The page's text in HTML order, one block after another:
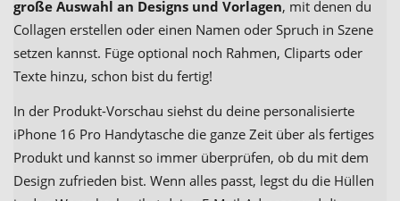
große Auswahl an Designs und Vorlagen, mit denen du
Collagen erstellen oder einen Namen oder Spruch in Szene
setzen kannst. Füge optional noch Rahmen, Cliparts oder
Texte hinzu, schon bist du fertig!
In der Produkt-Vorschau siehst du deine personalisierte
iPhone 16 Pro Handytasche die ganze Zeit über als fertiges
Produkt und kannst so immer überprüfen, ob du mit dem
Design zufrieden bist. Wenn alles passt, legst du die Hüllen